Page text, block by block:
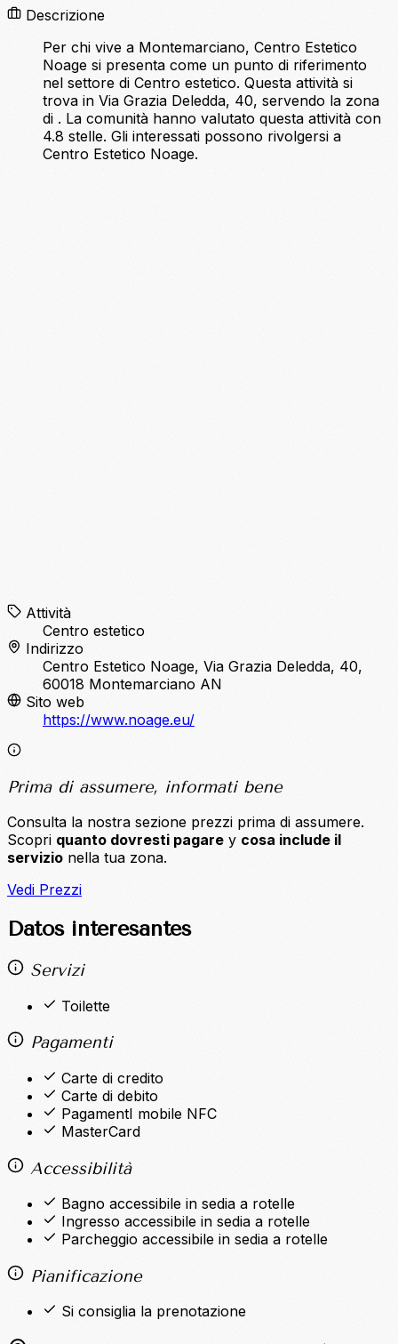
Descrizione
Per chi vive a Montemarciano, Centro Estetico
Noage si presenta come un punto di riferimento
nel settore di Centro estetico. Questa attività si
trova in Via Grazia Deledda, 40, servendo la zona
di . La comunità hanno valutato questa attività con
4.8 stelle. Gli interessati possono rivolgersi a
Centro Estetico Noage.
Attività
Centro estetico
Indirizzo
Centro Estetico Noage, Via Grazia Deledda, 40,
60018 Montemarciano AN
Sito web
https://www.noage.eu/
Prima di assumere, informati bene
Consulta la nostra sezione prezzi prima di assumere.
Scopri quanto dovresti pagare y cosa include il
servizio nella tua zona.
Vedi Prezzi
Datos interesantes
Servizi
Toilette
Pagamenti
Carte di credito
Carte di debito
PagamentI mobile NFC
MasterCard
Accessibilità
Bagno accessibile in sedia a rotelle
Ingresso accessibile in sedia a rotelle
Parcheggio accessibile in sedia a rotelle
Pianificazione
Si consiglia la prenotazione